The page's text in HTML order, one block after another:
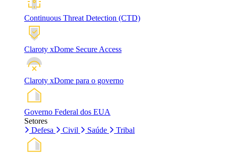
Continuous Threat Detection (CTD)
Claroty xDome Secure Access
Claroty xDome para o governo
Governo Federal dos EUA
Setores
Defesa
Civil Saúde Tribal